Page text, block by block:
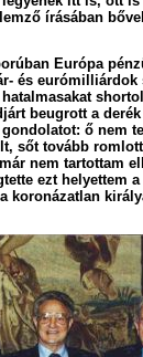
írásában
Európa
és eurómilliárdok
beugrott a
ő nem
sőt tovább
nem tartottam
ezt helyettem
koronázatlan